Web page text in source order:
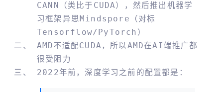
CANN（类比于CUDA），然后推出机器学
习框架异思mindspore（对标
Tensorflow/PyTorch）
AMD不适配CUDA，所以AMD在AI端推广都
很受阻力
2022年前，深度学习之前的配置都是：